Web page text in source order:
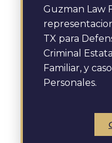
Guzman Law
TX para
Criminal
Familiar, y
Personales.